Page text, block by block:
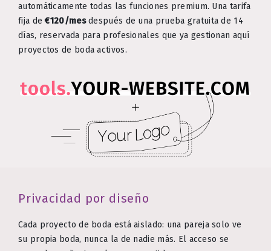
automáticamente todas las funciones premium. Una tarifa
fija de€120/mesdespués de una prueba gratuita de 14
días, reservada para profesionales que ya gestionan aquí
proyectos de boda activos.
Privacidad por diseño
Cada proyecto de boda está aislado: una pareja solo ve
su propia boda, nunca la de nadie más. El acceso se